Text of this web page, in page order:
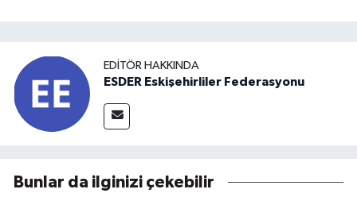
EDITÖR HAKKINDA
ESDER Eskişehirliler Federasyonu
Bunlar da ilginizi çekebilir